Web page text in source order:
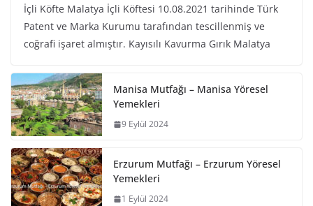
İçli Köfte Malatya İçli Köftesi 10.08.2021 tarihinde Türk
Patent ve Marka Kurumu tarafından tescillenmiş ve
coğrafi işaret almıştır. Kayısılı Kavurma Gırık Malatya
Manisa Mutfağı – Manisa Yöresel
Yemekleri
9 Eylül 2024
Erzurum Mutfağı – Erzurum Yöresel
Yemekleri
1 Eylül 2024